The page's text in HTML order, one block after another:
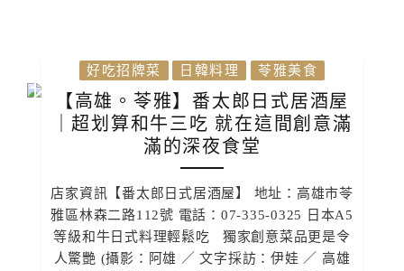
好吃招牌菜 日韓料理 苓雅美食
【高雄。苓雅】番太郎日式居酒屋
｜超划算和牛三吃 就在這間創意滿
滿的深夜食堂
店家資訊【番太郎日式居酒屋】 地址：高雄市苓
雅區林森二路112號 電話：07-335-0325 日本A5
等級和牛日式料理輕鬆吃 獨家創意菜品更是令
人驚艷 (攝影：阿雄 ／ 文字採訪：伊娃 ／ 高雄